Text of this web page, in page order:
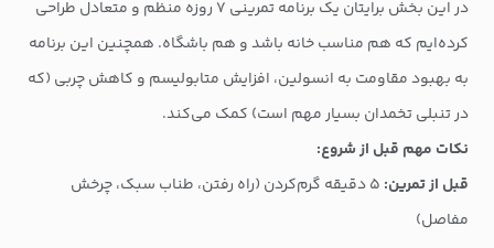
در این بخش برایتان یک برنامه تمرینی ۷ روزه منظم و متعادل طراحی
کرده‌ایم که هم مناسب خانه باشد و هم باشگاه. همچنین این برنامه
به بهبود مقاومت به انسولین، افزایش متابولیسم و کاهش چربی (که
در تنبلی تخمدان بسیار مهم است) کمک می‌کند.
نکات مهم قبل از شروع:
قبل از تمرین:
۵ دقیقه گرم‌کردن (راه رفتن، طناب سبک، چرخش
مفاصل)